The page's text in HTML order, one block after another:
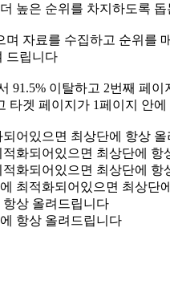
높은 순위를 차지하도록
자료를 수집하고 순위를
드립니다
이탈하고 2번째 페이
타겟 페이지가 1페이지 안
어있으면 최상단에 항상
화되어있으면 최상단에 항
화되어있으면 최상단에 항
최적화되어있으면 최상단
상 올려드립니다
항상 올려드립니다